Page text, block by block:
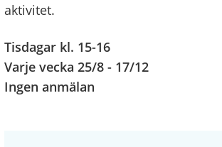
aktivitet.
Tisdagar kl. 15-16
Varje vecka 25/8 - 17/12
Ingen anmälan